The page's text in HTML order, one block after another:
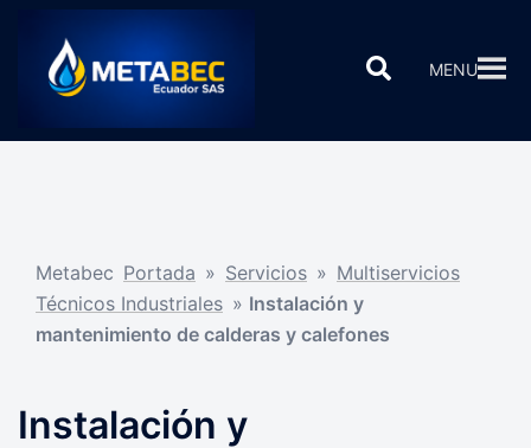
contenido
Buscar MENU
Metabec Portada » Servicios » Multiservicios
Técnicos Industriales » Instalación y
mantenimiento de calderas y calefones
Instalación y